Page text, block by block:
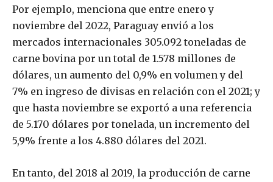
Por ejemplo, menciona que entre enero y
noviembre del 2022, Paraguay envió a los
mercados internacionales 305.092 toneladas de
carne bovina por un total de 1.578 millones de
dólares, un aumento del 0,9% en volumen y del
7% en ingreso de divisas en relación con el 2021; y
que hasta noviembre se exportó a una referencia
de 5.170 dólares por tonelada, un incremento del
5,9% frente a los 4.880 dólares del 2021.
En tanto, del 2018 al 2019, la producción de carne